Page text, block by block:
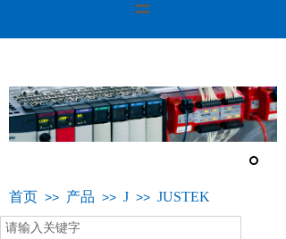
首页 >> 产品 >> J >> JUSTEK